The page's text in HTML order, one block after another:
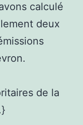
calculé
deux
de la